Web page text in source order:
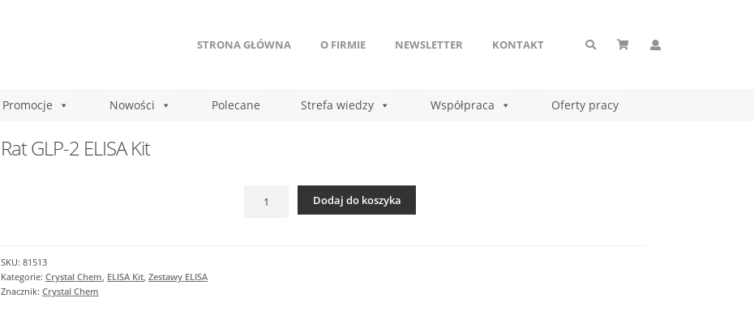
STRONA GŁÓWNA O FIRMIE NEWSLETTER KONTAKT
Promocje Nowości Polecane Strefa wiedzy Współpraca Oferty pracy
Rat GLP-2 ELISA Kit
Dodaj do koszyka
SKU: 81513
Kategorie: Crystal Chem, ELISA Kit, Zestawy ELISA
Znacznik: Crystal Chem